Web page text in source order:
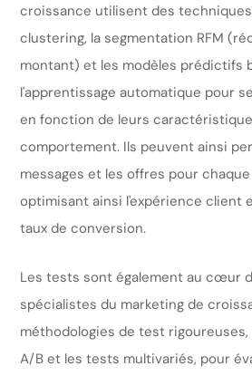
croissance utilisent des
clustering, la segmentation RFM
montant) et les modèles prédictifs
l'apprentissage automatique pour
en fonction de leurs
comportement. Ils peuvent ainsi
messages et les offres pour
optimisant ainsi l'expérience client
taux de conversion.
Les tests sont également au cœur
spécialistes du marketing de
méthodologies de test
A/B et les tests multivariés, pour